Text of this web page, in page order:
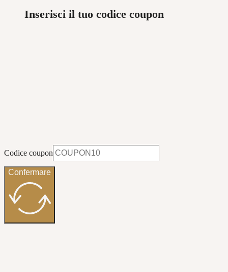
Inserisci il tuo codice coupon
Codice coupon
Confermare